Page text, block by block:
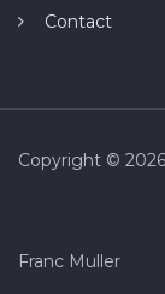
Contact
Copyright © 2026
Franc Muller